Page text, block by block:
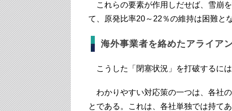
これらの要素が作用しだせば、雪崩
て、原発比率20～22％の維持は困難と
海外事業者を絡めたアライア
こうした「閉塞状況」を打破するには
わかりやすい対応策の一つは、各社
とである。これは、各社単独では持て